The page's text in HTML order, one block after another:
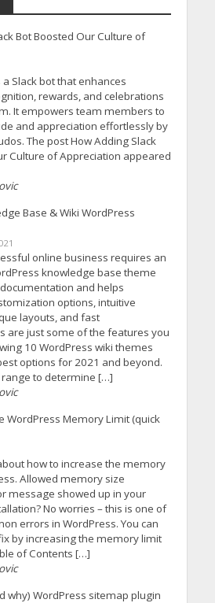
Bot Boosted Our Culture of
a Slack bot that enhances
rewards, and celebrations
It empowers team members to
and appreciation effortlessly by
The post How Adding Slack
Culture of Appreciation appeared
Base & Wiki WordPress
online business requires an
knowledge base theme
and helps
options, intuitive
layouts, and fast
are just some of the features you
10 WordPress wiki themes
options for 2021 and beyond.
range to determine […]
WordPress Memory Limit (quick
how to increase the memory
Allowed memory size
message showed up in your
No worries – this is one of
errors in WordPress. You can
by increasing the memory limit
of Contents […]
why) WordPress sitemap plugin